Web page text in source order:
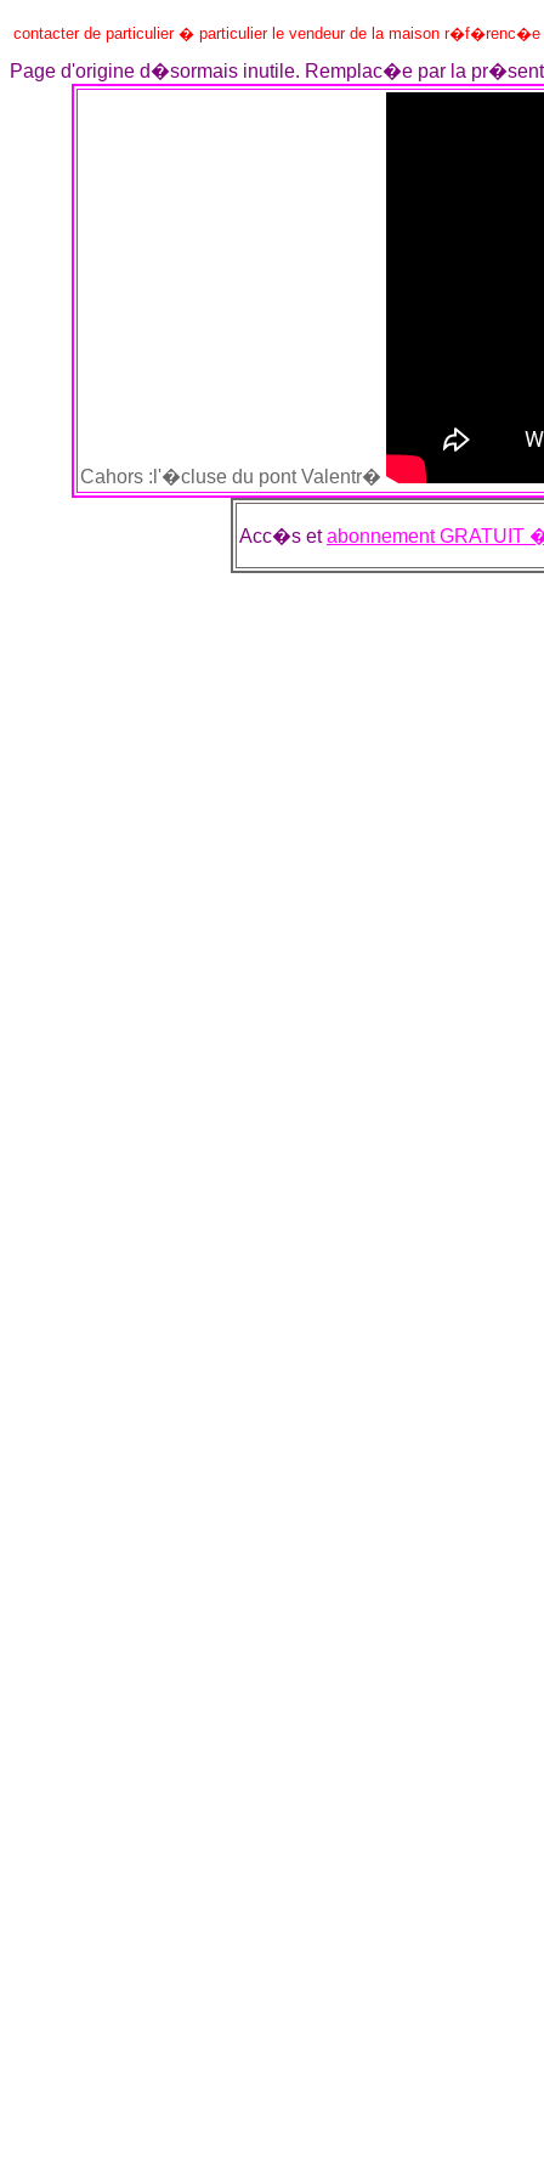
contacter de particulier � particulier le vendeur de la maison
Page d'origine d�sormais inutile. Remplac�e par la
Cahors :l'�cluse du pont Valentr�
Acc�s etabonnement GRATUIT